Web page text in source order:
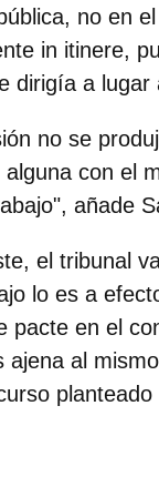
no en
in itinere,
dirigía a
no se
con el
añade
el tribunal
lo es a
pacte en el
al